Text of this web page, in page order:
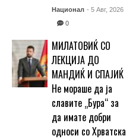
Национал - 5 Авг, 2026
0
МИЛАТОВИЌ СО
ЛЕКЦИЈА ДО
МАНДИЌ И СПАЈИЌ
Не мораше да ја
славите „Бура“ за
да имате добри
односи со Хрватска